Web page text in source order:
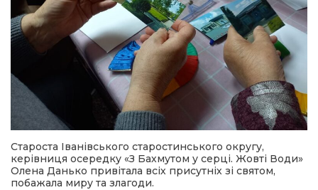
Староста Іванівського старостинського округу,
керівниця осередку «З Бахмутом у серці. Жовті Води»
Олена Данько привітала всіх присутніх зі святом,
побажала миру та злагоди.